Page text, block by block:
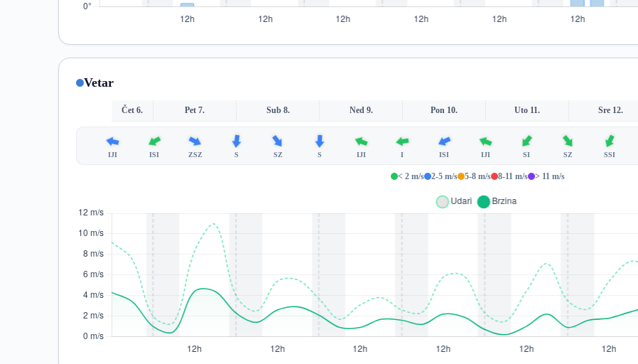
Vetar
Čet 6. Pet 7. Sub 8. Ned 9. Pon 10. Uto 11. Sre 12.
IJI ISI ZSZ S SZ S IJI I ISI IJI SI SZ SSI
< 2 m/s 2-5 m/s 5-8 m/s 8-11 m/s > 11 m/s